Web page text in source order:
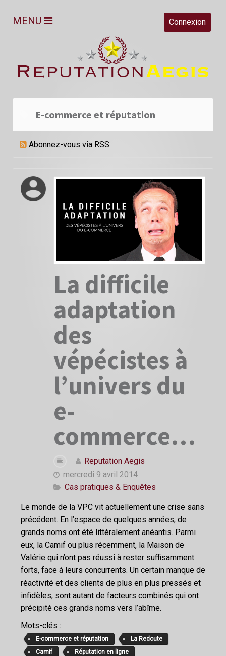
Connexion
MENU
E-commerce et réputation
Abonnez-vous via RSS
La difficile
adaptation
des
vépécistes à
l’univers du
e-
commerce…
Reputation Aegis
mercredi 9 avril 2014
Cas pratiques & Enquêtes
Le monde de la VPC vit actuellement une crise sans
précédent. En l’espace de quelques années, de
grands noms ont été littéralement anéantis. Parmi
eux, la Camif ou plus récemment, la Maison de
Valérie qui n’ont pas réussi à rester suffisamment
forts, face à leurs concurrents. Un certain manque de
réactivité et des clients de plus en plus pressés et
infidèles, sont autant de facteurs combinés qui ont
précipité ces grands noms vers l’abîme.
Mots-clés :
E-commerce et réputation
La Redoute
Camif
Réputation en ligne